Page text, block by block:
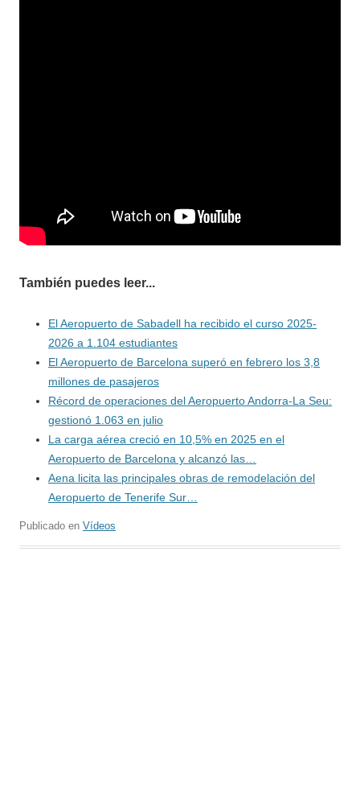
También puedes leer...
El Aeropuerto de Sabadell ha recibido el curso 2025-
2026 a 1.104 estudiantes
El Aeropuerto de Barcelona superó en febrero los 3,8
millones de pasajeros
Récord de operaciones del Aeropuerto Andorra-La Seu:
gestionó 1.063 en julio
La carga aérea creció en 10,5% en 2025 en el
Aeropuerto de Barcelona y alcanzó las…
Aena licita las principales obras de remodelación del
Aeropuerto de Tenerife Sur…
Publicado en Vídeos